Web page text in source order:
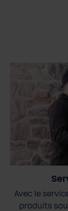
Avec le
produits